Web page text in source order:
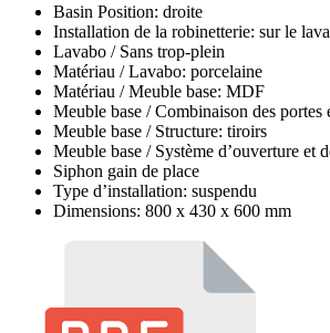
Basin Position: droite
Installation de la robinetterie: sur le
Lavabo / Sans trop-plein
Matériau / Lavabo: porcelaine
Matériau / Meuble base: MDF
Meuble base / Combinaison des
Meuble base / Structure: tiroirs
Meuble base / Système d’ouverture et
Siphon gain de place
Type d’installation: suspendu
Dimensions: 800 x 430 x 600 mm